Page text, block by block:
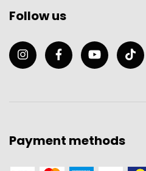
Follow us
Payment methods